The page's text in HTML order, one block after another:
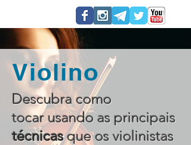
Violino
Descubra como
tocar usando as principais
técnicasque os violinistas